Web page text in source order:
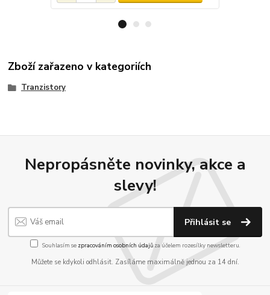
Zboží zařazeno v kategoriích
Tranzistory
Nepropásněte novinky, akce a
slevy!
Přihlásit se
Souhlasím se zpracováním osobních údajůza účelem rozesílky newsletteru.
Můžete se kdykoli odhlásit. Zasíláme maximálně jednou za 14 dní.